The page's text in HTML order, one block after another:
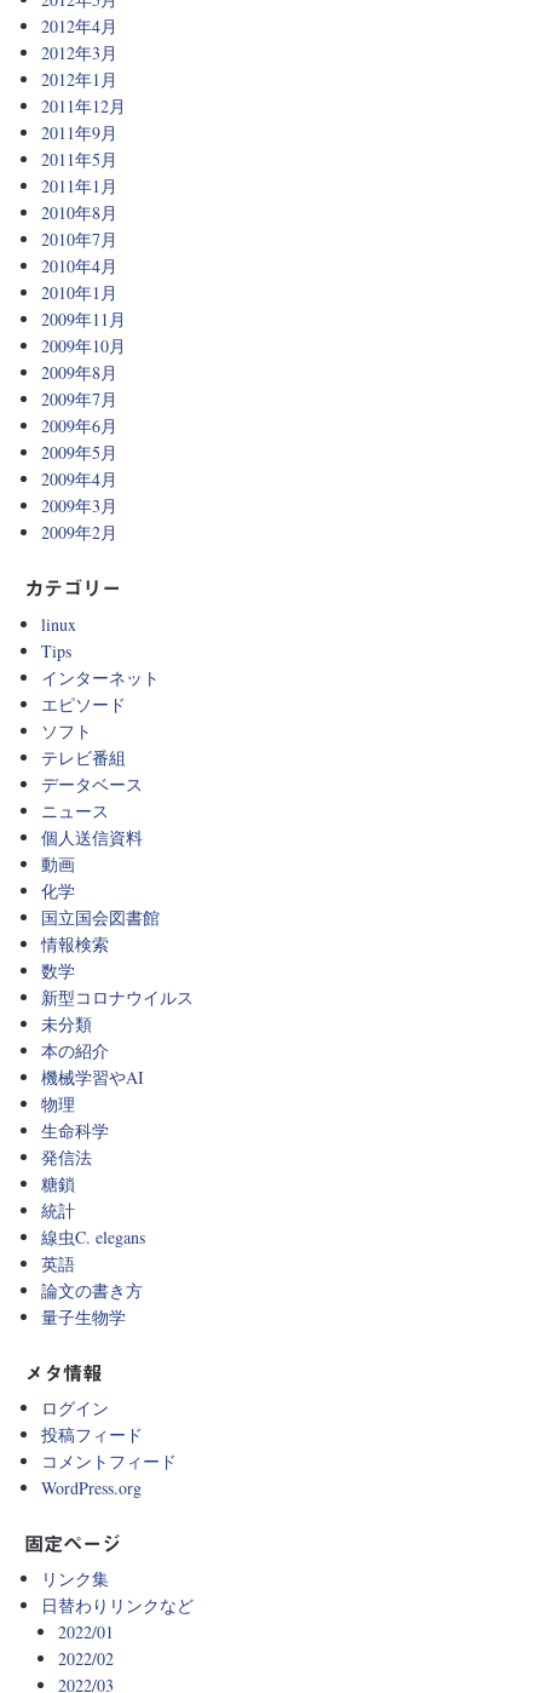
2012年4月
2012年3月
2012年1月
2011年12月
2011年9月
2011年5月
2011年1月
2010年8月
2010年7月
2010年4月
2010年1月
2009年11月
2009年10月
2009年8月
2009年7月
2009年6月
2009年5月
2009年4月
2009年3月
2009年2月
カテゴリー
linux
Tips
インターネット
エピソード
ソフト
テレビ番組
データベース
ニュース
個人送信資料
動画
化学
国立国会図書館
情報検索
数学
新型コロナウイルス
未分類
本の紹介
機械学習やAI
物理
生命科学
発信法
糖鎖
統計
線虫C. elegans
英語
論文の書き方
量子生物学
メタ情報
ログイン
投稿フィード
コメントフィード
WordPress.org
固定ページ
リンク集
日替わりリンクなど
2022/01
2022/02
2022/03